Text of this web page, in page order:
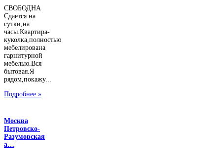
СВОБОДНА
Сдается на
сутки,на
часы.Квартира-
куколка,полностью
мебелирована
гарнитурной
мебелью.Вся
бытовая.Я
рядом,покажу...
Подробнее »
Москва
Петровско-
Разумовская
а…